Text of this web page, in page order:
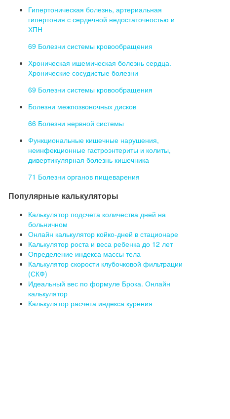
Гипертоническая болезнь, артериальная
гипертония с сердечной недостаточностью и
ХПН
69 Болезни системы кровообращения
Хроническая ишемическая болезнь сердца.
Хронические сосудистые болезни
69 Болезни системы кровообращения
Болезни межпозвоночных дисков
66 Болезни нервной системы
Функциональные кишечные нарушения,
неинфекционные гастроэнтериты и колиты,
дивертикулярная болезнь кишечника
71 Болезни органов пищеварения
Популярные калькуляторы
Калькулятор подсчета количества дней на
больничном
Онлайн калькулятор койко-дней в стационаре
Калькулятор роста и веса ребенка до 12 лет
Определение индекса массы тела
Калькулятор скорости клубочковой фильтрации
(СКФ)
Идеальный вес по формуле Брока. Онлайн
калькулятор
Калькулятор расчета индекса курения